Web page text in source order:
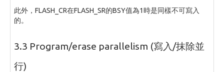
此外，FLASH_CR在FLASH_SR的BSY值為1時是同樣不可寫入
的。
3.3 Program/erase parallelism (寫入/抹除並
行)